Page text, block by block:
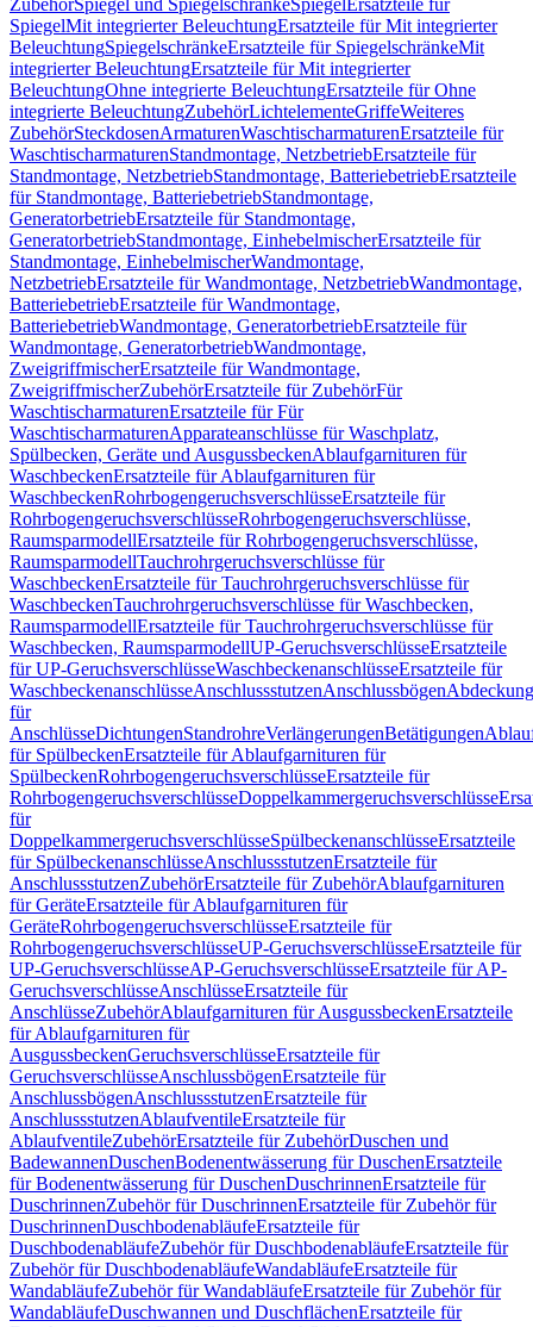
ZubehörSpiegel und SpiegelschränkeSpiegel Ersatzteile für
SpiegelMit integrierter BeleuchtungErsatzteile für Mit integrierter
BeleuchtungSpiegelschränkeErsatzteile für SpiegelschränkeMit
integrierter BeleuchtungErsatzteile für Mit integrierter
BeleuchtungOhne integrierte BeleuchtungErsatzteile für Ohne
integrierte BeleuchtungZubehörLichtelementeGriffeWeiteres
ZubehörSteckdosenArmaturenWaschtischarmaturenErsatzteile für
WaschtischarmaturenStandmontage, NetzbetriebErsatzteile für
Standmontage, NetzbetriebStandmontage, BatteriebetriebErsatzteile
für Standmontage, BatteriebetriebStandmontage,
GeneratorbetriebErsatzteile für Standmontage,
GeneratorbetriebStandmontage, EinhebelmischerErsatzteile für
Standmontage, EinhebelmischerWandmontage,
NetzbetriebErsatzteile für Wandmontage, NetzbetriebWandmontage,
BatteriebetriebErsatzteile für Wandmontage,
BatteriebetriebWandmontage, GeneratorbetriebErsatzteile für
Wandmontage, GeneratorbetriebWandmontage,
ZweigriffmischerErsatzteile für Wandmontage,
ZweigriffmischerZubehörErsatzteile für ZubehörFür
WaschtischarmaturenErsatzteile für Für
WaschtischarmaturenApparateanschlüsse für Waschplatz,
Spülbecken, Geräte und AusgussbeckenAblaufgarnituren für
WaschbeckenErsatzteile für Ablaufgarnituren für
WaschbeckenRohrbogengeruchsverschlüsseErsatzteile für
RohrbogengeruchsverschlüsseRohrbogengeruchsverschlüsse,
RaumsparmodellErsatzteile für Rohrbogengeruchsverschlüsse,
RaumsparmodellTauchrohrgeruchsverschlüsse für
WaschbeckenErsatzteile für Tauchrohrgeruchsverschlüsse für
WaschbeckenTauchrohrgeruchsverschlüsse für Waschbecken,
RaumsparmodellErsatzteile für Tauchrohrgeruchsverschlüsse für
Waschbecken, RaumsparmodellUP-GeruchsverschlüsseErsatzteile
für UP-GeruchsverschlüsseWaschbeckenanschlüsseErsatzteile für
WaschbeckenanschlüsseAnschlussstutzenAnschlussbögen
für
AnschlüsseDichtungenStandrohreVerlängerungenBetätigungen
für SpülbeckenErsatzteile für Ablaufgarnituren für
SpülbeckenRohrbogengeruchsverschlüsseErsatzteile für
RohrbogengeruchsverschlüsseDoppelkammergeruchsverschlüsse
für
DoppelkammergeruchsverschlüsseSpülbeckenanschlüsseErsatzteile
für SpülbeckenanschlüsseAnschlussstutzenErsatzteile für
AnschlussstutzenZubehörErsatzteile für ZubehörAblaufgarnituren
für GeräteErsatzteile für Ablaufgarnituren für
GeräteRohrbogengeruchsverschlüsseErsatzteile für
RohrbogengeruchsverschlüsseUP-GeruchsverschlüsseErsatzteile für
UP-GeruchsverschlüsseAP-GeruchsverschlüsseErsatzteile für AP-
GeruchsverschlüsseAnschlüsseErsatzteile für
AnschlüsseZubehörAblaufgarnituren für AusgussbeckenErsatzteile
für Ablaufgarnituren für
AusgussbeckenGeruchsverschlüsseErsatzteile für
GeruchsverschlüsseAnschlussbögenErsatzteile für
AnschlussbögenAnschlussstutzenErsatzteile für
AnschlussstutzenAblaufventileErsatzteile für
AblaufventileZubehörErsatzteile für ZubehörDuschen und
BadewannenDuschenBodenentwässerung für DuschenErsatzteile
für Bodenentwässerung für DuschenDuschrinnenErsatzteile für
DuschrinnenZubehör für DuschrinnenErsatzteile für Zubehör für
DuschrinnenDuschbodenabläufeErsatzteile für
DuschbodenabläufeZubehör für DuschbodenabläufeErsatzteile für
Zubehör für DuschbodenabläufeWandabläufeErsatzteile für
WandabläufeZubehör für WandabläufeErsatzteile für Zubehör für
WandabläufeDuschwannen und DuschflächenErsatzteile für